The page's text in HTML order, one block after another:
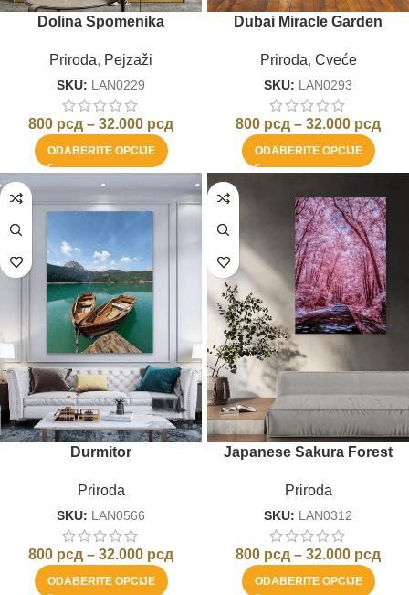
Dolina Spomenika
Priroda, Pejzaži
SKU: LAN0229
800 рсд – 32.000 рсд
ODABERITE OPCIJE
Dubai Miracle Garden
Priroda, Cveće
SKU: LAN0293
800 рсд – 32.000 рсд
ODABERITE OPCIJE
Durmitor
Priroda
SKU: LAN0566
800 рсд – 32.000 рсд
ODABERITE OPCIJE
Japanese Sakura Forest
Priroda
SKU: LAN0312
800 рсд – 32.000 рсд
ODABERITE OPCIJE